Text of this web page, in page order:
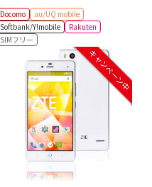
Docomo
au/UQ mobile
Softbank/Y!mobile
Rakuten
SIMフリー
キャンペーン中